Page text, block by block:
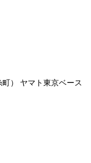
） ヤマト東京ベース